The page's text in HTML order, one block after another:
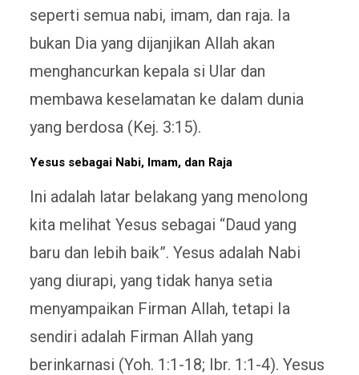
seperti semua nabi, imam, dan raja. Ia
bukan Dia yang dijanjikan Allah akan
menghancurkan kepala si Ular dan
membawa keselamatan ke dalam dunia
yang berdosa (Kej. 3:15).
Yesus sebagai Nabi, Imam, dan Raja
Ini adalah latar belakang yang menolong
kita melihat Yesus sebagai “Daud yang
baru dan lebih baik”. Yesus adalah Nabi
yang diurapi, yang tidak hanya setia
menyampaikan Firman Allah, tetapi Ia
sendiri adalah Firman Allah yang
berinkarnasi (Yoh. 1:1-18; Ibr. 1:1-4). Yesus